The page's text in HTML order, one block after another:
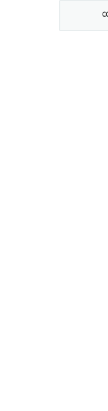
Oração do Rosário às